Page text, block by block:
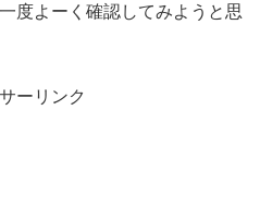
度よーく確認してみようと思
ーリンク